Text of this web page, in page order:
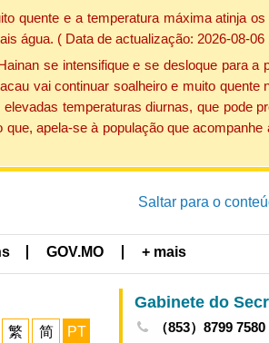
quente e a temperatura máxima atinja
água. ( Data de actualização: 2026-08-06
se intensifique e se desloque para a
vai continuar soalheiro e muito quente
temperaturas diurnas, que pode
apela-se à população que
Saltar para o
GOV.MO + mais
繁 简 PT
（853）8799 7580